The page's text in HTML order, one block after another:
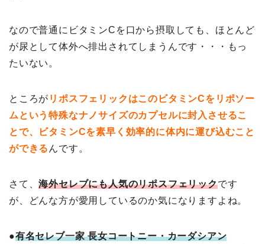
なので普通にビタミンCを口から摂取しても、ほとんど
が尿として体外へ排出されてしまうんです・・・もっ
たいない。
ところが リポスフェリックはこのビタミンCをリポソー
ムという特殊なナノサイズのカプセルに封入させるこ
とで、ビタミンCを素早く効率的に体内に運び込むこと
ができる んです。
さて、海外セレブにも人気のリポスフェリックです
が、どんな方が愛用しているのか気になりますよね。
●有名セレブ一家 長女コートニー・カーダシアン